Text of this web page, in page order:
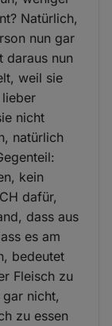
Natürlich,
nun gar
daraus nun
weil sie
lieber
nicht
natürlich
kein
dafür,
dass aus
es am
bedeutet
Fleisch zu
nicht,
zu essen